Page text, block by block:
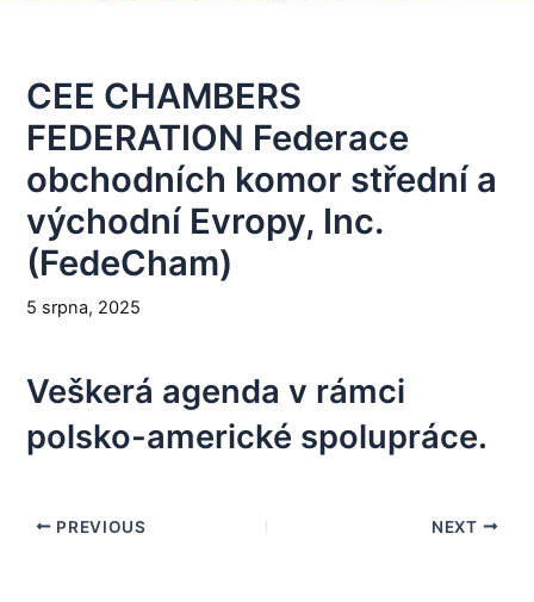
CEE CHAMBERS
FEDERATION Federace
obchodních komor střední a
východní Evropy, Inc.
(FedeCham)
5 srpna, 2025
Veškerá agenda v rámci
polsko-americké spolupráce.
PREVIOUS NEXT